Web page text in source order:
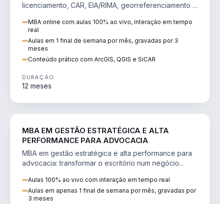
licenciamento, CAR, EIA/RIMA, georreferenciamento e
MBA online com aulas 100% ao vivo, interação em tempo
real
Aulas em 1 final de semana por mês, gravadas por 3
meses
Conteúdo prático com ArcGIS, QGIS e SiCAR
DURAÇÃO
12 meses
MBA EM GESTÃO ESTRATÉGICA E ALTA
PERFORMANCE PARA ADVOCACIA
MBA em gestão estratégica e alta performance para
advocacia: transformar o escritório num negócio
Aulas 100% ao vivo com interação em tempo real
Aulas em apenas 1 final de semana por mês, gravadas por
3 meses